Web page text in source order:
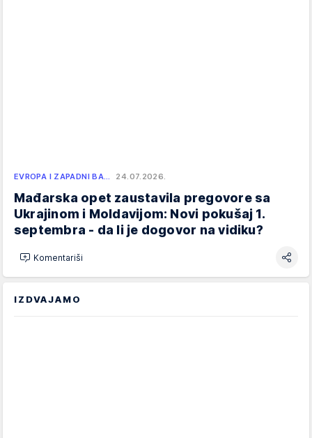
EVROPA I ZAPADNI BA… 24.07.2026.
Mađarska opet zaustavila pregovore sa
Ukrajinom i Moldavijom: Novi pokušaj 1.
septembra - da li je dogovor na vidiku?
Komentariši
IZDVAJAMO